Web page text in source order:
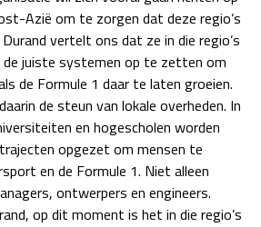
Azië om te zorgen dat deze regio’s
vertelt ons dat ze in die regio’s
de juiste systemen op te zetten om
de Formule 1 daar te laten groeien.
de steun van lokale overheden. In
en hogescholen worden
opgezet om mensen te
en de Formule 1. Niet alleen
ontwerpers en engineers.
op dit moment is het in die regio’s